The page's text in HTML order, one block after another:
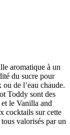
aromatique à un
du sucre pour
de l’eau chaude.
Toddy sont des
le Vanilla and
cocktails sur cette
valorisés par un